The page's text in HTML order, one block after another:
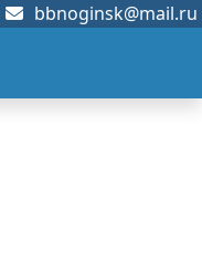
bbnoginsk@mail.ru